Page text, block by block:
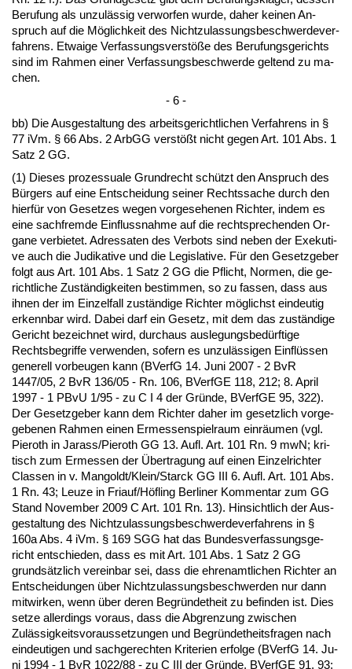
Be­ru­fung als un­zulässig ver­wor­fen wur­de, da­her kei­nen An­
spruch auf die Möglich­keit des Nicht­zu­las­sungs­be­schwer­de­ver­
fah­rens. Et­wai­ge Ver­fas­sungs­verstöße des Be­ru­fungs­ge­richts
sind im Rah­men ei­ner Ver­fas­sungs­be­schwer­de gel­tend zu ma­
chen.
- 6 -
bb) Die Aus­ge­stal­tung des ar­beits­ge­richt­li­chen Ver­fah­rens in §
77 iVm. § 66 Abs. 2 ArbGG verstößt nicht ge­gen Art. 101 Abs. 1
Satz 2 GG.
(1) Die­ses pro­zes­sua­le Grund­recht schützt den An­spruch des
Bürgers auf ei­ne Ent­schei­dung sei­ner Rechts­sa­che durch den
hierfür von Ge­set­zes we­gen vor­ge­se­he­nen Rich­ter, in­dem es
ei­ne sach­frem­de Ein­fluss­nah­me auf die recht­spre­chen­den Or­
ga­ne ver­bie­tet. Adres­sa­ten des Ver­bots sind ne­ben der Exe­ku­ti­
ve auch die Ju­di­ka­ti­ve und die Le­gis­la­ti­ve. Für den Ge­setz­ge­ber
folgt aus Art. 101 Abs. 1 Satz 2 GG die Pflicht, Nor­men, die ge­
richt­li­che Zuständig­kei­ten be­stim­men, so zu fas­sen, dass aus
ih­nen der im Ein­zel­fall zuständi­ge Rich­ter möglichst ein­deu­tig
er­kenn­bar wird. Da­bei darf ein Ge­setz, mit dem das zuständi­ge
Ge­richt be­zeich­net wird, durch­aus aus­le­gungs­bedürf­ti­ge
Rechts­be­grif­fe ver­wen­den, so­fern es un­zulässi­gen Ein­flüssen
ge­ne­rell vor­beu­gen kann (BVerfG 14. Ju­ni 2007 - 2 BvR
1447/05, 2 BvR 136/05 - Rn. 106, BVerfGE 118, 212; 8. April
1997 - 1 PB­vU 1/95 - zu C I 4 der Gründe, BVerfGE 95, 322).
Der Ge­setz­ge­ber kann dem Rich­ter da­her im ge­setz­lich vor­ge­
ge­be­nen Rah­men ei­nen Er­mes­sen­spiel­raum einräum­en (vgl.
Pie­roth in Ja­rass/Pie­roth GG 13. Aufl. Art. 101 Rn. 9 mwN; kri­
tisch zum Er­mes­sen der Über­tra­gung auf ei­nen Ein­zel­rich­ter
Clas­sen in v. Man­goldt/Klein/St­arck GG III 6. Aufl. Art. 101 Abs.
1 Rn. 43; Leu­ze in Fri­auf/Höfling Ber­li­ner Kom­men­tar zum GG
Stand No­vem­ber 2009 C Art. 101 Rn. 13). Hin­sicht­lich der Aus­
ge­stal­tung des Nicht­zu­las­sungs­be­schwer­de­ver­fah­rens in §
160a Abs. 4 iVm. § 169 SGG hat das Bun­des­ver­fas­sungs­ge­
richt ent­schie­den, dass es mit Art. 101 Abs. 1 Satz 2 GG
grundsätz­lich ver­ein­bar sei, dass die eh­ren­amt­li­chen Rich­ter an
Ent­schei­dun­gen über Nicht­zu­las­sungs­be­schwer­den nur dann
mit­wir­ken, wenn über de­ren Be­gründet­heit zu be­fin­den ist. Dies
set­ze al­ler­dings vor­aus, dass die Ab­gren­zung zwi­schen
Zulässig­keits­vor­aus­set­zun­gen und Be­gründet­heits­fra­gen nach
ein­deu­ti­gen und sach­ge­rech­ten Kri­te­ri­en er­fol­ge (BVerfG 14. Ju­
ni 1994 - 1 BvR 1022/88 - zu C III der Gründe, BVerfGE 91, 93;